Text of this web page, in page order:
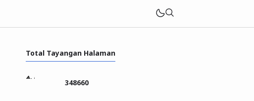
Total Tayangan Halaman
348660